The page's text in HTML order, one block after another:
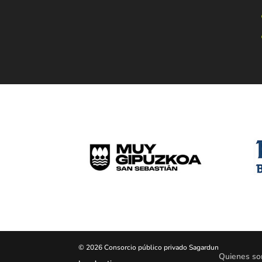
© 2026 Consorcio público privado Sagardun
Quienes